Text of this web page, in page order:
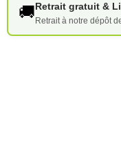
🚚Retrait gratuit &
Retrait à notre dépôt